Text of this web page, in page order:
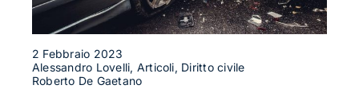
2 Febbraio 2023
Alessandro Lovelli, Articoli, Diritto civile
Roberto De Gaetano